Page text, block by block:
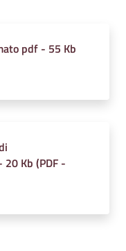
pdf - 55 Kb
20 Kb (PDF -